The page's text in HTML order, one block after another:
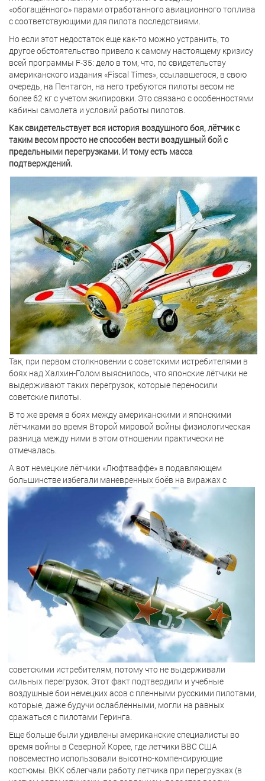
«обогащённого» парами отработанного авиационного топлива
с соответствующими для пилота последствиями.
Но если этот недостаток еще как-то можно устранить, то
другое обстоятельство привело к самому настоящему кризису
всей программы F-35: дело в том, что, по свидетельству
американского издания «Fiscal Times», ссылавшегося, в свою
очередь, на Пентагон, на него требуются пилоты весом не
более 62 кг с учетом экипировки. Это связано с особенностями
кабины самолета и условий работы пилотов.
Как свидетельствует вся история воздушного боя, лётчик с
таким весом просто не способен вести воздушный бой с
предельными перегрузками. И тому есть масса
подтверждений.
Так, при первом столкновении с советскими истребителями в
боях над Халхин-Голом выяснилось, что японские лётчики не
выдерживают таких перегрузок, которые переносили
советские пилоты.
В то же время в боях между американскими и японскими
лётчиками во время Второй мировой войны физиологическая
разница между ними в этом отношении практически не
отмечалась.
А вот немецкие лётчики «Люфтваффе» в подавляющем
большинстве избегали маневренных боёв на виражах с
советскими истребителям, потому что не выдерживали
сильных перегрузок. Этот факт подтвердили и учебные
воздушные бои немецких асов с пленными русскими пилотами,
которые, даже будучи ослабленными, могли на равных
сражаться с пилотами Геринга.
Еще больше были удивлены американские специалисты во
время войны в Северной Корее, где летчики ВВС США
повсеместно использовали высотно-компенсирующие
костюмы. ВКК облегчали работу летчика при перегрузках (в